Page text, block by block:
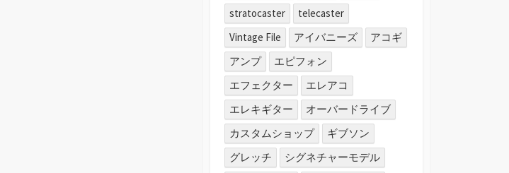
stratocaster
telecaster
Vintage File
アイバニーズ
アコギ
アンプ
エピフォン
エフェクター
エレアコ
エレキギター
オーバードライブ
カスタムショップ
ギブソン
グレッチ
シグネチャーモデル